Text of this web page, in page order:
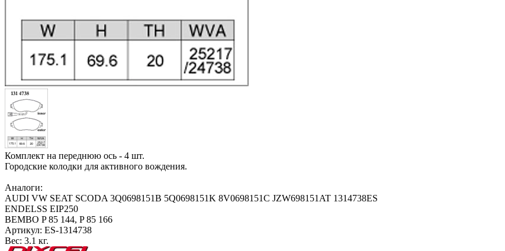
Комплект на переднюю ось - 4 шт.
Городские колодки для активного вождения.
Аналоги:
AUDI VW SEAT SCODA 3Q0698151B 5Q0698151K 8V0698151C JZW698151AT 1314738ES
ENDELSS EIP250
BEMBO P 85 144, P 85 166
Артикул: ES-1314738
Вес: 3.1 кг.